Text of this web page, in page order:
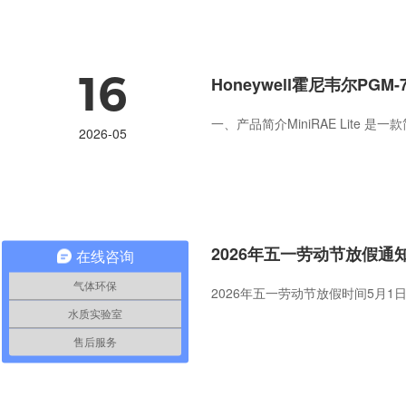
16
2026-05
Honeywell霍尼韦尔PGM-
一、产品简介MiniRAE Lite 是一
30
2026-04
2026年五一劳动节放假通
2026年五一劳动节放假时间5月1
在线咨询
气体环保
水质实验室
售后服务